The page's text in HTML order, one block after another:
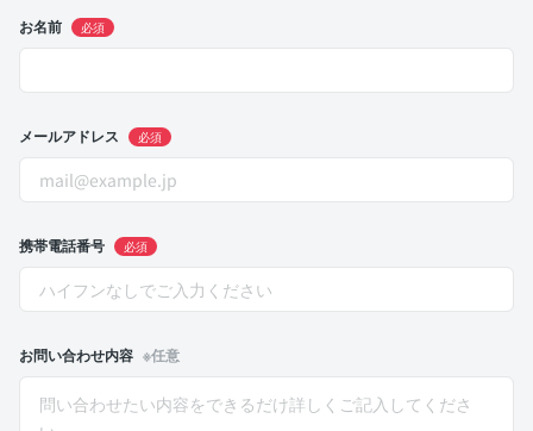
お名前 必須
メールアドレス 必須
携帯電話番号 必須
お問い合わせ内容 ※任意